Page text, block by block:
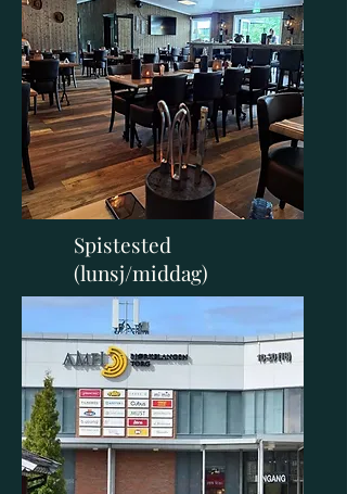
Spistested
(lunsj/middag)
Big Dream